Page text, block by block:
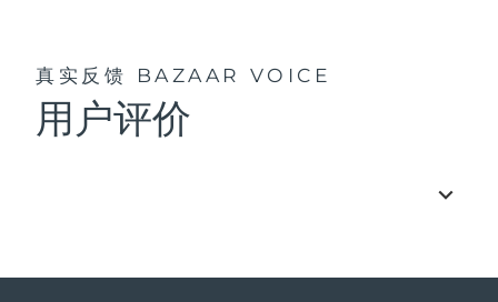
真实反馈 BAZAAR VOICE
用户评价